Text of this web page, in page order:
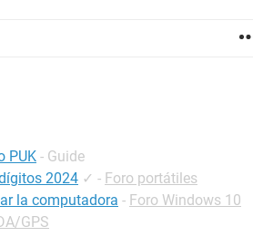
PUK - Guide
2024 ✓ - Foro portátiles
la computadora - Foro Windows 10
GPS